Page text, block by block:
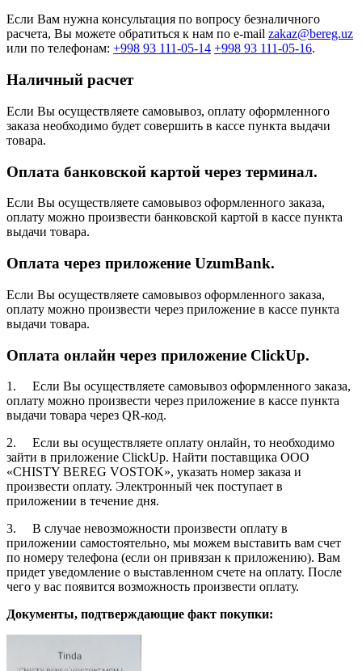
Если Вам нужна консультация по вопросу безналичного
расчета, Вы можете обратиться к нам по e-mail zakaz@bereg.uz
или по телефонам: +998 93 111-05-14 +998 93 111-05-16.
Наличный расчет
Если Вы осуществляете самовывоз, оплату оформленного
заказа необходимо будет совершить в кассе пункта выдачи
товара.
Оплата банковской картой через терминал.
Если Вы осуществляете самовывоз оформленного заказа,
оплату можно произвести банковской картой в кассе пункта
выдачи товара.
Оплата через приложение UzumBank.
Если Вы осуществляете самовывоз оформленного заказа,
оплату можно произвести через приложение в кассе пункта
выдачи товара.
Оплата онлайн через приложение ClickUp.
1. Если Вы осуществляете самовывоз оформленного заказа,
оплату можно произвести через приложение в кассе пункта
выдачи товара через QR-код.
2. Если вы осуществляете оплату онлайн, то необходимо
зайти в приложение ClickUp. Найти поставщика ООО
«CHISTY BEREG VOSTOK», указать номер заказа и
произвести оплату. Электронный чек поступает в
приложении в течение дня.
3. В случае невозможности произвести оплату в
приложении самостоятельно, мы можем выставить вам счет
по номеру телефона (если он привязан к приложению). Вам
придет уведомление о выставленном счете на оплату. После
чего у вас появится возможность произвести оплату.
Документы, подтверждающие факт покупки: